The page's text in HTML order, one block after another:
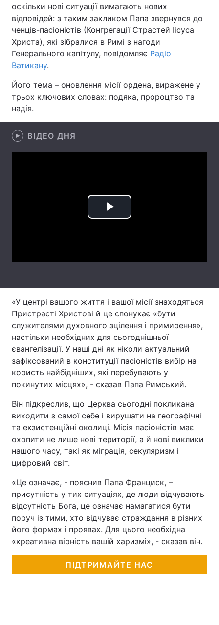
Головна Війна
Україна Політика
Економіка Світ
Техно і зв'язок Лайт
Зброя
Здоров'я
Послуги
Тема оформлення
оскільки нові ситуації вимагають нових
відповідей: з таким закликом Папа звернувся до
ченців-пасіоністів (Конгрегації Страстей Іісуса
Христа), які зібралися в Римі з нагоди
Генерального капітулу, повідомляє Радіо
Ватикану.
Його тема – оновлення місії ордена, виражене у
трьох ключових словах: подяка, пророцтво та
надія.
ВІДЕО ДНЯ
Play
«У центрі вашого життя і вашої місії знаходяться
Пристрасті Христові й це спонукає «бути
служителями духовного зцілення і примирення»,
настільки необхідних для сьогоднішньої
євангелізації. У наші дні як ніколи актуальний
зафіксований в конституції пасіоністів вибір на
користь найбідніших, які перебувають у
покинутих місцях», - сказав Папа Римський.
Він підкреслив, що Церква сьогодні покликана
виходити з самої себе і вирушати на географічні
та екзистенційні околиці. Місія пасіоністів має
охопити не лише нові території, а й нові виклики
нашого часу, такі як міграція, секуляризм і
цифровий світ.
«Це означає, - пояснив Папа Франциск, –
присутність у тих ситуаціях, де люди відчувають
відсутність Бога, це означає намагатися бути
поруч із тими, хто відчуває страждання в різних
його формах і проявах. Для цього необхідна
«креативна вірність вашій харизмі», - сказав він.
ПІДТРИМАЙТЕ НАС